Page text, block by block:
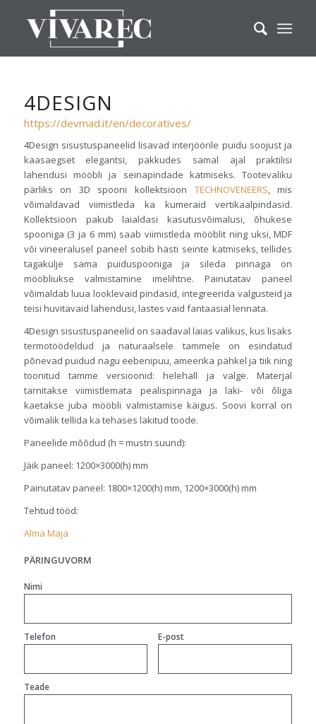
4DESIGN
https://devmad.it/en/decoratives/
4Design sisustuspaneelid lisavad interjöörile puidu soojust ja
kaasaegset elegantsi, pakkudes samal ajal praktilisi
lahendusi mööbli ja seinapindade katmiseks. Tootevaliku
pärliks on 3D spooni kollektsioon TECHNOVENEERS , mis
võimaldavad viimistleda ka kumeraid vertikaalpindasid.
Kollektsioon pakub laialdasi kasutusvõimalusi, õhukese
spooniga (3 ja 6 mm) saab viimistleda mööblit ning uksi, MDF
või vineeralusel paneel sobib hästi seinte katmiseks, tellides
tagakülje sama puiduspooniga ja sileda pinnaga on
mööbliukse valmistamine imelihtne. Painutatav paneel
võimaldab luua looklevaid pindasid, integreerida valgusteid ja
teisi huvitavaid lahendusi, lastes vaid fantaasial lennata.
4Design sisustuspaneelid on saadaval laias valikus, kus lisaks
termotöödeldud ja naturaalsele tammele on esindatud
põnevad puidud nagu eebenipuu, ameerika pähkel ja tiik ning
toonitud tamme versioonid: helehall ja valge. Materjal
tarnitakse viimistlemata pealispinnaga ja laki- või õliga
kaetakse juba mööbli valmistamise käigus. Soovi korral on
võimalik tellida ka tehases lakitud toode.
Paneelide mõõdud (h = mustri suund):
Jäik paneel: 1200×3000(h) mm
Painutatav paneel: 1800×1200(h) mm, 1200×3000(h) mm
Tehtud tööd:
Alma Maja
PÄRINGUVORM
Nimi
Telefon E-post
Teade